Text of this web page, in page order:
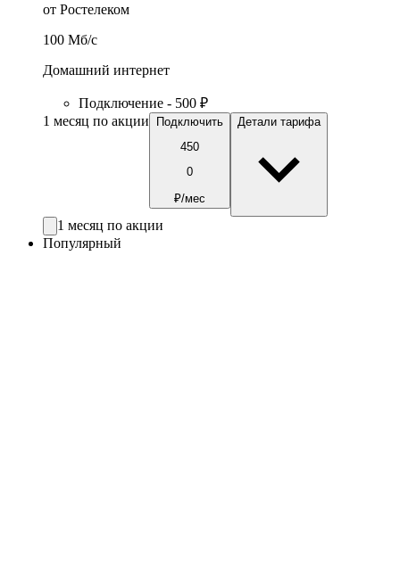
от Ростелеком
100 Мб/c
Домашний интернет
Подключение - 500 ₽
1 месяц по акции
Подключить
450
0
₽/мес
Детали тарифа
1 месяц по акции
Популярный